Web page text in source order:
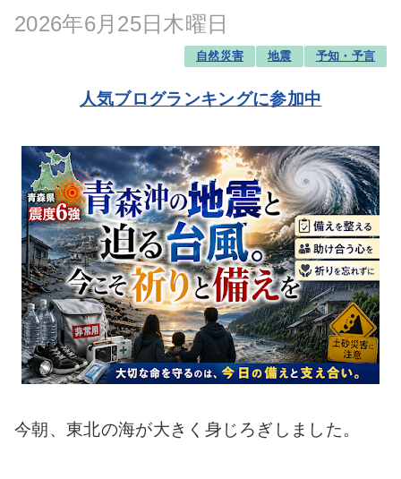
2026年6月25日木曜日
自然災害 地震 予知・予言
人気ブログランキングに参加中
今朝、東北の海が大きく身じろぎしました。